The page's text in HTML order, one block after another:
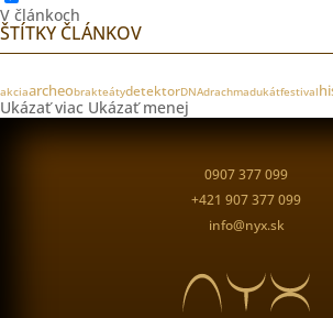
V článkoch
ŠTÍTKY ČLÁNKOV
akciaarcheobrakteátydetektorDNAdrachmadukátfestival
Ukázať viac Ukázať menej
0907 377 099
+421 907 377 099
info@nyx.sk